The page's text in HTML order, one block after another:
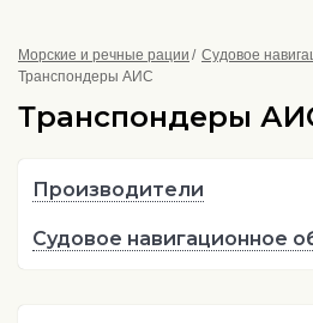
Морские и речные рации
Судовое
Транспондеры АИС
Транспондеры
Производители
Судовое навигационное